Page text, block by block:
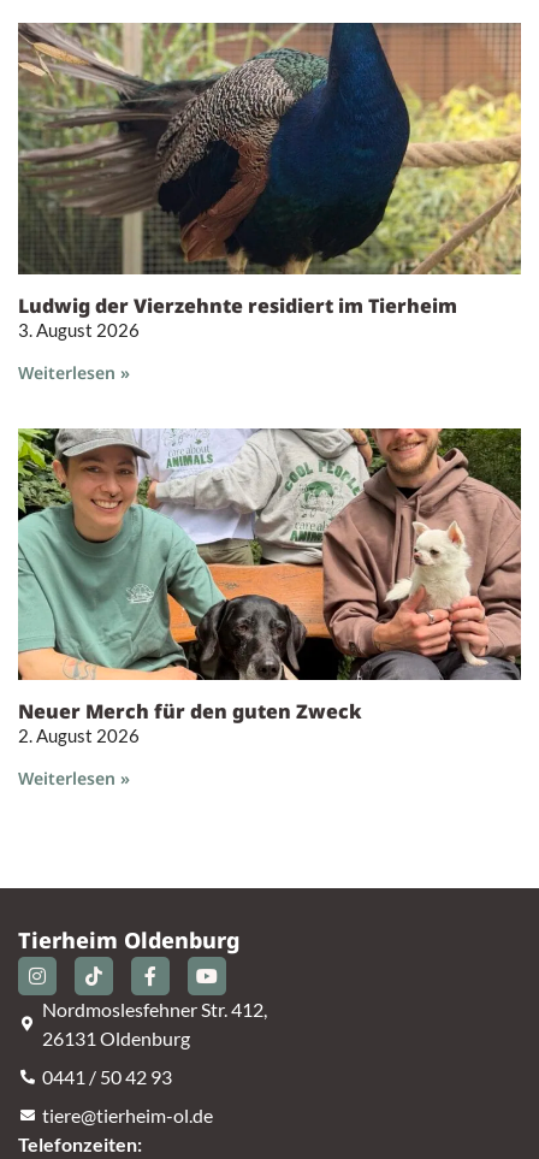
Ludwig der Vierzehnte residiert im Tierheim
3. August 2026
Weiterlesen »
Neuer Merch für den guten Zweck
2. August 2026
Weiterlesen »
Tierheim Oldenburg
Nordmoslesfehner Str. 412,
26131 Oldenburg
0441 / 50 42 93
tiere@tierheim-ol.de
Telefonzeiten: